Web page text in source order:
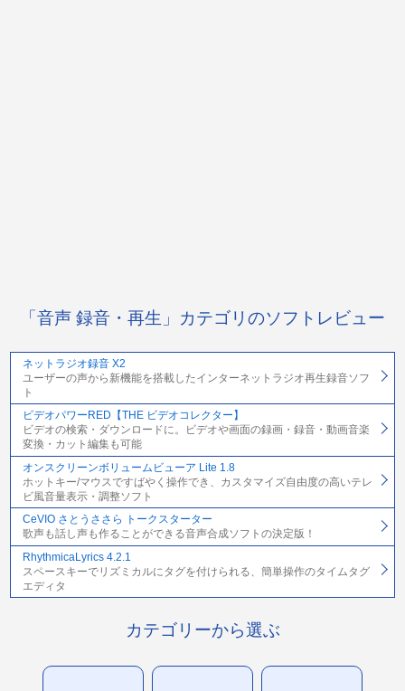
「音声 録音・再生」カテゴリのソフトレビュー
ネットラジオ録音 X2
ユーザーの声から新機能を搭載したインターネットラジオ再生録音ソフ
ト
ビデオパワーRED【THE ビデオコレクター】
ビデオの検索・ダウンロードに。ビデオや画面の録画・録音・動画音楽
変換・カット編集も可能
オンスクリーンボリュームビューア Lite 1.8
ホットキー/マウスですばやく操作でき、カスタマイズ自由度の高いテレ
ビ風音量表示・調整ソフト
CeVIO さとうささら トークスターター
歌声も話し声も作ることができる音声合成ソフトの決定版！
RhythmicaLyrics 4.2.1
スペースキーでリズミカルにタグを付けられる、簡単操作のタイムタグ
エディタ
カテゴリーから選ぶ